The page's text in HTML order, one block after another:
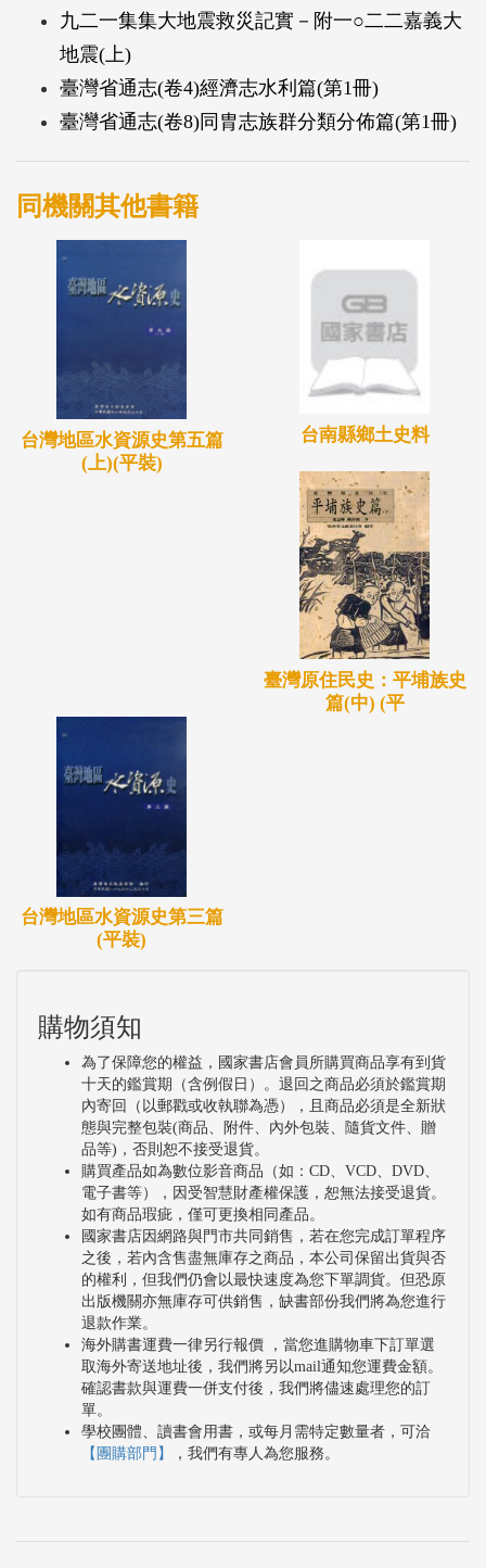
九二一集集大地震救災記實－附一○二二嘉義大
地震(上)
臺灣省通志(卷4)經濟志水利篇(第1冊)
臺灣省通志(卷8)同胄志族群分類分佈篇(第1冊)
同機關其他書籍
台灣地區水資源史第五篇
(上)(平裝)
台南縣鄉土史料
臺灣原住民史：平埔族史
篇(中) (平
台灣地區水資源史第三篇
(平裝)
購物須知
為了保障您的權益，國家書店會員所購買商品享有到貨
十天的鑑賞期（含例假日）。退回之商品必須於鑑賞期
內寄回（以郵戳或收執聯為憑），且商品必須是全新狀
態與完整包裝(商品、附件、內外包裝、隨貨文件、贈
品等)，否則恕不接受退貨。
購買產品如為數位影音商品（如：CD、VCD、DVD、
電子書等），因受智慧財產權保護，恕無法接受退貨。
如有商品瑕疵，僅可更換相同產品。
國家書店因網路與門市共同銷售，若在您完成訂單程序
之後，若內含售盡無庫存之商品，本公司保留出貨與否
的權利，但我們仍會以最快速度為您下單調貨。但恐原
出版機關亦無庫存可供銷售，缺書部份我們將為您進行
退款作業。
海外購書運費一律另行報價 ，當您進購物車下訂單選
取海外寄送地址後，我們將另以mail通知您運費金額。
確認書款與運費一併支付後，我們將儘速處理您的訂
單。
學校團體、讀書會用書，或每月需特定數量者，可洽
【團購部門】
，我們有專人為您服務。